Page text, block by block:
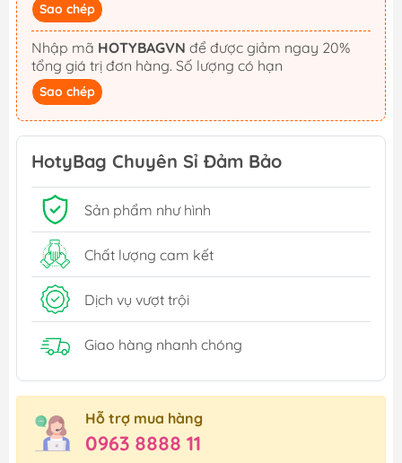
Sao chép
Nhập mã HOTYBAGVN
tổng giá trị đơn hàng. Số lượng có hạn
Sao chép
HotyBag Chuyên Sỉ Đảm Bảo
Sản phẩm như hình
Chất lượng cam kết
Dịch vụ vượt trội
Giao hàng nhanh chóng
Hỗ trợ mua hàng
0963 8888 11